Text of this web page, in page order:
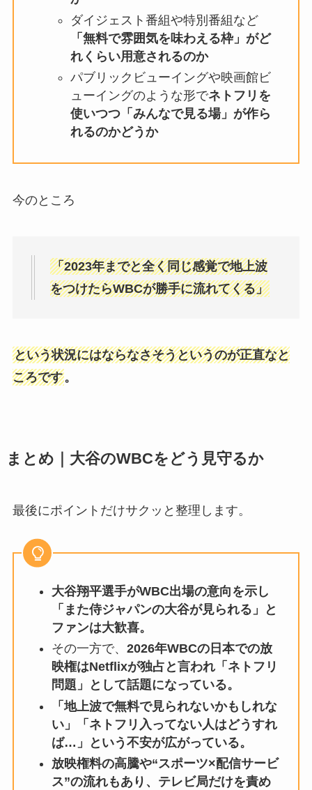
ダイジェスト番組や特別番組など
「無料で雰囲気を味わえる枠」がど
れくらい用意されるのか
パブリックビューイングや映画館ビ
ューイングのような形でネトフリを
使いつつ「みんなで見る場」が作ら
れるのかどうか
今のところ
「2023年までと全く同じ感覚で地上波
をつけたらWBCが勝手に流れてくる」
という状況にはならなさそうというのが正直なと
ころです。
まとめ｜大谷のWBCをどう見守るか
最後にポイントだけサクッと整理します。
大谷翔平選手がWBC出場の意向を示し
「また侍ジャパンの大谷が見られる」と
ファンは大歓喜。
その一方で、 2026年WBCの日本での放
映権はNetflixが独占と言われ「ネトフリ
問題」として話題になっている。
「地上波で無料で見られないかもしれな
い」「ネトフリ入ってない人はどうすれ
ば…」という不安が広がっている。
放映権料の高騰や“スポーツ×配信サービ
ス”の流れもあり、テレビ局だけを責め